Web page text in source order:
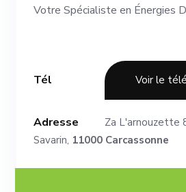
Votre Spécialiste en Énergies
Tél Voir le
Adresse
Za L'arnouzette
Savarin, 11000 Carcassonne